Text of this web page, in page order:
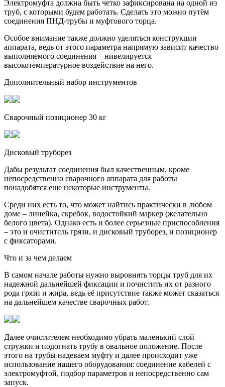
Электромуфта должна быть четко зафиксирована на одной из
труб, с которыми будем работать. Сделать это можно путём
соединения ПНД-трубы и муфтового торца.
Особое внимание также должно уделяться конструкции
аппарата, ведь от этого параметра напрямую зависит качество
выполняемого соединения – нивелируется
высокотемпературное воздействие на него.
Дополнительный набор инструментов
Сварочный позиционер 30 кг
Дисковый труборез
Дабы результат соединения был качественным, кроме
непосредственно сварочного аппарата для работы
понадобятся еще некоторые инструменты.
Среди них есть то, что может найтись практически в любом
доме – линейка, скребок, водостойкий маркер (желательно
белого цвета). Однако есть и более серьезные приспособления
– это и очиститель грязи, и дисковый труборез, и позиционер
с фиксаторами.
Что и за чем делаем
В самом начале работы нужно выровнять торцы труб для их
надежной дальнейшей фиксации и почистить их от разного
рода грязи и жира, ведь её присутствие также может сказаться
на дальнейшем качестве сварочных работ.
Далее очистителем необходимо убрать маленький слой
стружки и подогнать трубу в овальное положение. После
этого на трубы надеваем муфту и далее происходит уже
использование нашего оборудования: соединение кабелей с
электромуфтой, подбор параметров и непосредственно сам
запуск.